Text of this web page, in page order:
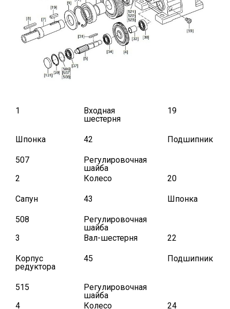
1
Входная
шестерня
19
Шпонка 42 Подшипник
507
Регулировочная
шайба
2
Колесо 20
Сапун 43 Шпонка
508
Регулировочная
шайба
3
Вал-шестерня 22
Корпус
редуктора
45 Подшипник
515
Регулировочная
шайба
4
Колесо 24